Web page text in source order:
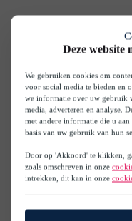
Deze website
We gebruiken cookies om
voor social media te bieden en
we informatie over uw gebruik
media, adverteren en analyse.
met andere informatie die u
basis van uw gebruik van hun
Door op 'Akkoord' te klikken,
zoals omschreven in onze
intrekken, dit kan in onze